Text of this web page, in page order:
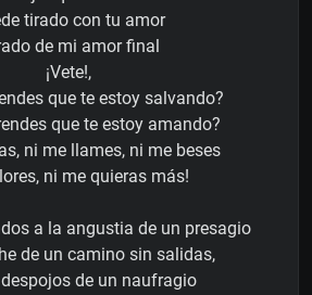
tirado con tu amor
de mi amor final
¡Vete!,
que te estoy salvando?
que te estoy amando?
ni me llames, ni me beses
ni me quieras más!
a la angustia de un presagio
de un camino sin salidas,
de un naufragio